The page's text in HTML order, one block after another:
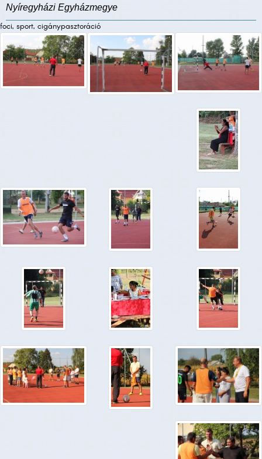
Nyíregyházi Egyházmegye
foci, sport, cigánypasztoráció